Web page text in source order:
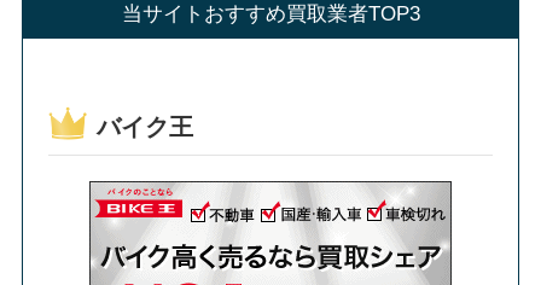
当サイトおすすめ買取業者TOP3
バイク王